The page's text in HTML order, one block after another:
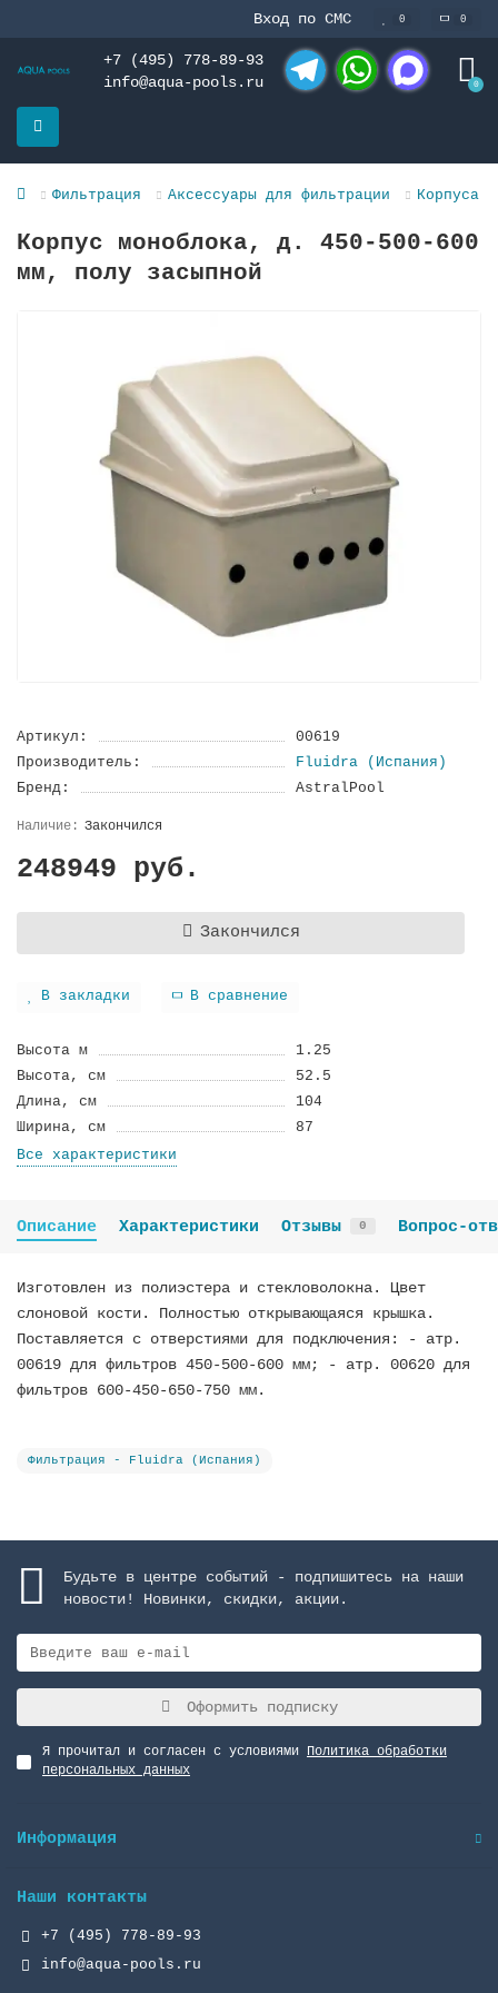
Вход по СМС 0 0
+7 (495) 778-89-93
info@aqua-pools.ru
0
Фильтрация Аксессуары для фильтрации Корпуса
Корпус моноблока, д. 450-500-600
мм, полу зaсыпной
Артикул:
00619
Производитель:
Fluidra (Испания)
Бренд:
AstralPool
Закончился
248949 руб.
Закончился
В закладки В сравнение
Высота м
1.25
Высота, см
52.5
Длина, см
104
Ширина, см
87
Все характеристики
Описание Характеристики Отзывы 0 Вопрос-
Изготовлен из полиэстера и стекловолокна. Цвет
слоновой кости. Полностью открывающаяся крышка.
Поставляется с отверстиями для подключения: - атр.
00619 для фильтров 450-500-600 мм; - атр. 00620 для
фильтров 600-450-650-750 мм.
Фильтрация - Fluidra (Испания)
Будьте в центре событий - подпишитесь на наши
новости! Новинки, скидки, акции.
Оформить подписку
Я прочитал и согласен с условиями Политика обработки
персональных данных
Информация
Наши контакты
+7 (495) 778-89-93
info@aqua-pools.ru